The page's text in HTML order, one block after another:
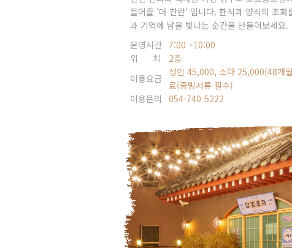
들어줄 '더 찬란' 입니다. 한식과 양식의 조화
과 기억에 남을 빛나는 순간을 만들어보세요.
운영시간 7:00 ~10:00
위 치
2층
이용요금
성인 45,000, 소아 25,000(48개
료(증빙서류 필수)
이용문의
054-740-5222